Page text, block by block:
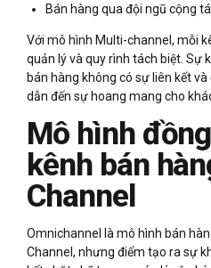
Bán hàng qua đội ngũ cộng
Với mô hình Multi-channel, mỗi
quản lý và quy rình tách biệt. Sự
bán hàng không có sự liên kết
dẫn đến sự hoang mang cho
Mô hình
kênh bán
Channel
Omnichannel là mô hình bán
Channel, nhưng điểm tạo ra sự